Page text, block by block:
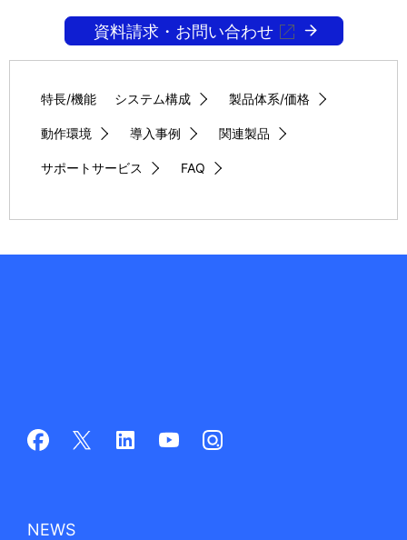
資料請求・お問い合わせ
特長/機能 システム構成 製品体系/価格
動作環境 導入事例 関連製品
サポートサービス FAQ
NEWS